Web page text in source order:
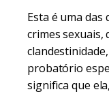
Esta é uma das
crimes
probatório
significa que